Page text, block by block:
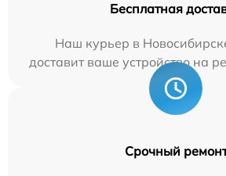
Бесплатная
Наш курьер в
доставит ваше устройство на
Срочный